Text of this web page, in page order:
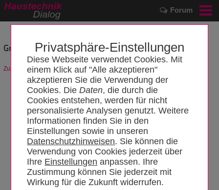
Privatsphäre-Einstellungen
Diese Webseite verwendet Cookies. Mit
einem Klick auf "Alle akzeptieren"
akzeptieren Sie die Verwendung der
Cookies. DieDaten, die durch die
Cookies entstehen, werden für nicht
personalisierte Analysen genutzt. Weitere
Informationen finden Sie in den
Einstellungen sowie in unseren
Datenschutzhinweisen. Sie können die
Verwendung von Cookies jederzeit über
Ihre Einstellungen anpassen. Ihre
Zustimmung können Sie jederzeit mit
Wirkung für die Zukunft widerrufen.
Forum
Grenzwertgeber
Zurück zum Artikel
Grenzwertgeber-Kette